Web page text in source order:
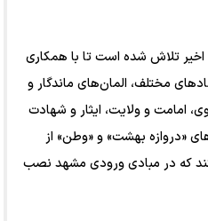
تلاش شده است تا با همکاری
مختلف، المان‌های ماندگار و
و ولایت، ایثار و شهادت
«دروازه بهشت» و «وطن» از
که در مبادی ورودی مشهد نصب